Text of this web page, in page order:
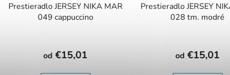
Prestieradlo JERSEY NIKA MAR
049 cappuccino
od €15,01
Prestieradlo JERSEY
028 tm. modré
od €15,01